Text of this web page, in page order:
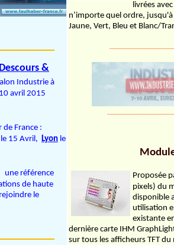
&
Industrie à
avril 2015
France :
le 15 Avril, Lyon le
une référence
de haute
le
livrées
n’importe quel ordre,
Jaune, Vert, Bleu et Blanc/
Proposée
pixels) du
disponible
utilisation
existante
dernière carte IHM
sur tous les afficheurs TFT